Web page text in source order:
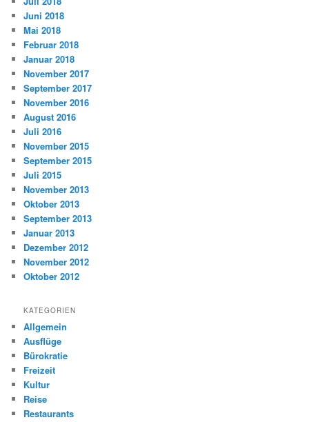
Juni 2018
Mai 2018
Februar 2018
Januar 2018
November 2017
September 2017
November 2016
August 2016
Juli 2016
November 2015
September 2015
Juli 2015
November 2013
Oktober 2013
September 2013
Januar 2013
Dezember 2012
November 2012
Oktober 2012
KATEGORIEN
Allgemein
Ausflüge
Bürokratie
Freizeit
Kultur
Reise
Restaurants